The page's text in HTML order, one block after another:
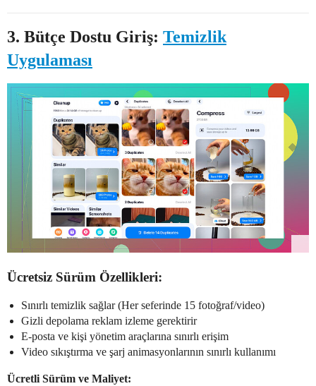
3. Bütçe Dostu Giriş: Temizlik
Uygulaması
Ücretsiz Sürüm Özellikleri:
Sınırlı temizlik sağlar (Her seferinde 15 fotoğraf/video)
Gizli depolama reklam izleme gerektirir
E-posta ve kişi yönetim araçlarına sınırlı erişim
Video sıkıştırma ve şarj animasyonlarının sınırlı kullanımı
Ücretli Sürüm ve Maliyet: